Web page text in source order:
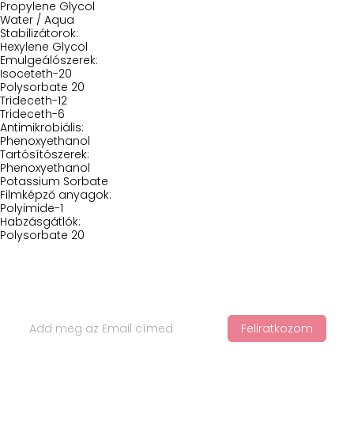
Propylene Glycol
Water / Aqua
Stabilizátorok:
Hexylene Glycol
Emulgeálószerek:
Isoceteth-20
Polysorbate 20
Trideceth-12
Trideceth-6
Antimikrobiális:
Phenoxyethanol
Tartósítószerek:
Phenoxyethanol
Potassium Sorbate
Filmképző anyagok:
Polyimide-1
Habzásgátlók:
Polysorbate 20
Feliratkozom